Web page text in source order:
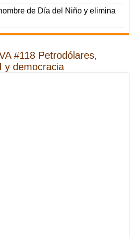
de Día del Niño y elimina
#118 Petrodólares,
y democracia